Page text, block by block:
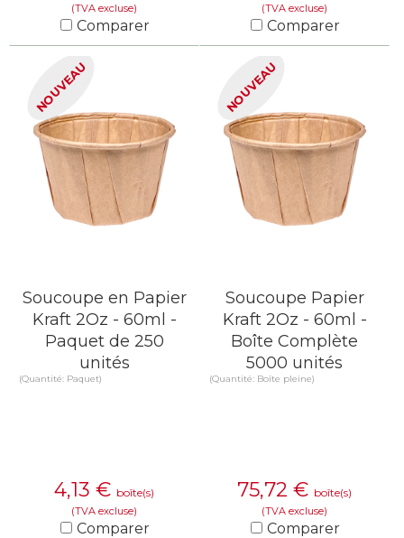
(TVA excluse)
Comparer
EN SAVOIR PLUS
(TVA excluse)
Comparer
EN SAVOIR PLUS
NOUVEAU
Soucoupe en Papier
Kraft 2Oz - 60ml -
Paquet de 250
unités
(Quantité: Paquet)
4,13 € boîte(s)
(TVA excluse)
Comparer
NOUVEAU
Soucoupe Papier
Kraft 2Oz - 60ml -
Boîte Complète
5000 unités
(Quantité: Boîte pleine)
75,72 € boîte(s)
(TVA excluse)
Comparer